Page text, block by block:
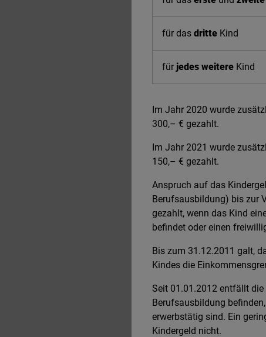
für das dritte Kind
für jedes weitere Kind
Im Jahr 2020 wurde
300,– € gezahlt.
Im Jahr 2021 wurde
150,– € gezahlt.
Anspruch auf das
Berufsausbildung) bis zur
gezahlt, wenn das Kind
befindet oder einen
Bis zum 31.12.2011 galt,
Kindes die
Seit 01.01.2012 entfällt die
Berufsausbildung
erwerbstätig sind. Ein
Kindergeld nicht.